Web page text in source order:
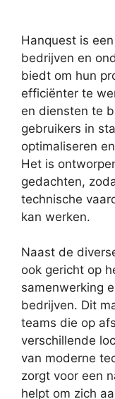
Hanquest is
bedrijven en
biedt om hun
efficiënter te
en diensten te
gebruikers in
optimaliseren
Het is
gedachten,
technische
kan werken.
Naast de
ook gericht op
samenwerking
bedrijven. Dit
teams die op
verschillende
van moderne
zorgt voor een
helpt om zich